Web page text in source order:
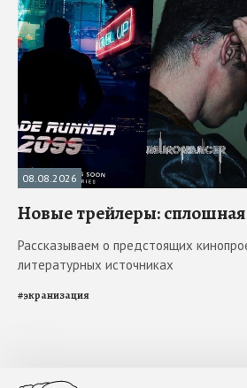
08.08.2026
Новые трейлеры:
Рассказываем о предстоящих
литературных источниках
#экранизация